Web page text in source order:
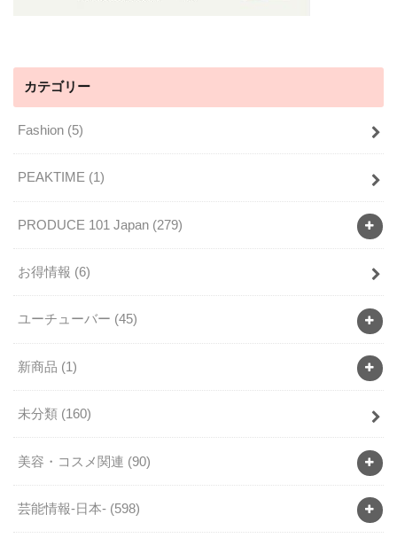
カテゴリー
Fashion (5)
PEAKTIME (1)
PRODUCE 101 Japan (279)
お得情報 (6)
ユーチューバー (45)
新商品 (1)
未分類 (160)
美容・コスメ関連 (90)
芸能情報-日本- (598)